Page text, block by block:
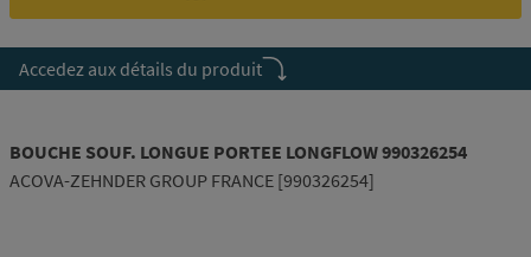
Accedez aux détails du produit
BOUCHE SOUF. LONGUE PORTEE LONGFLOW 990326254
ACOVA-ZEHNDER GROUP FRANCE [990326254]